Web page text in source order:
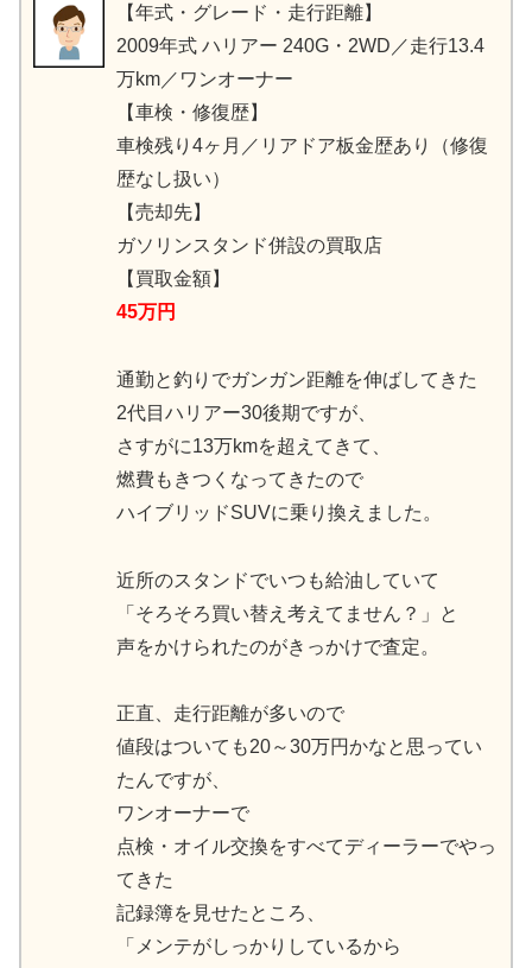
【年式・グレード・走行距離】
2009年式 ハリアー 240G・2WD／走行13.4
万km／ワンオーナー
【車検・修復歴】
車検残り4ヶ月／リアドア板金歴あり（修復
歴なし扱い）
【売却先】
ガソリンスタンド併設の買取店
【買取金額】
45万円
通勤と釣りでガンガン距離を伸ばしてきた
2代目ハリアー30後期ですが、
さすがに13万kmを超えてきて、
燃費もきつくなってきたので
ハイブリッドSUVに乗り換えました。
近所のスタンドでいつも給油していて
「そろそろ買い替え考えてません？」と
声をかけられたのがきっかけで査定。
正直、走行距離が多いので
値段はついても20～30万円かなと思ってい
たんですが、
ワンオーナーで
点検・オイル交換をすべてディーラーでやっ
てきた
記録簿を見せたところ、
「メンテがしっかりしているから